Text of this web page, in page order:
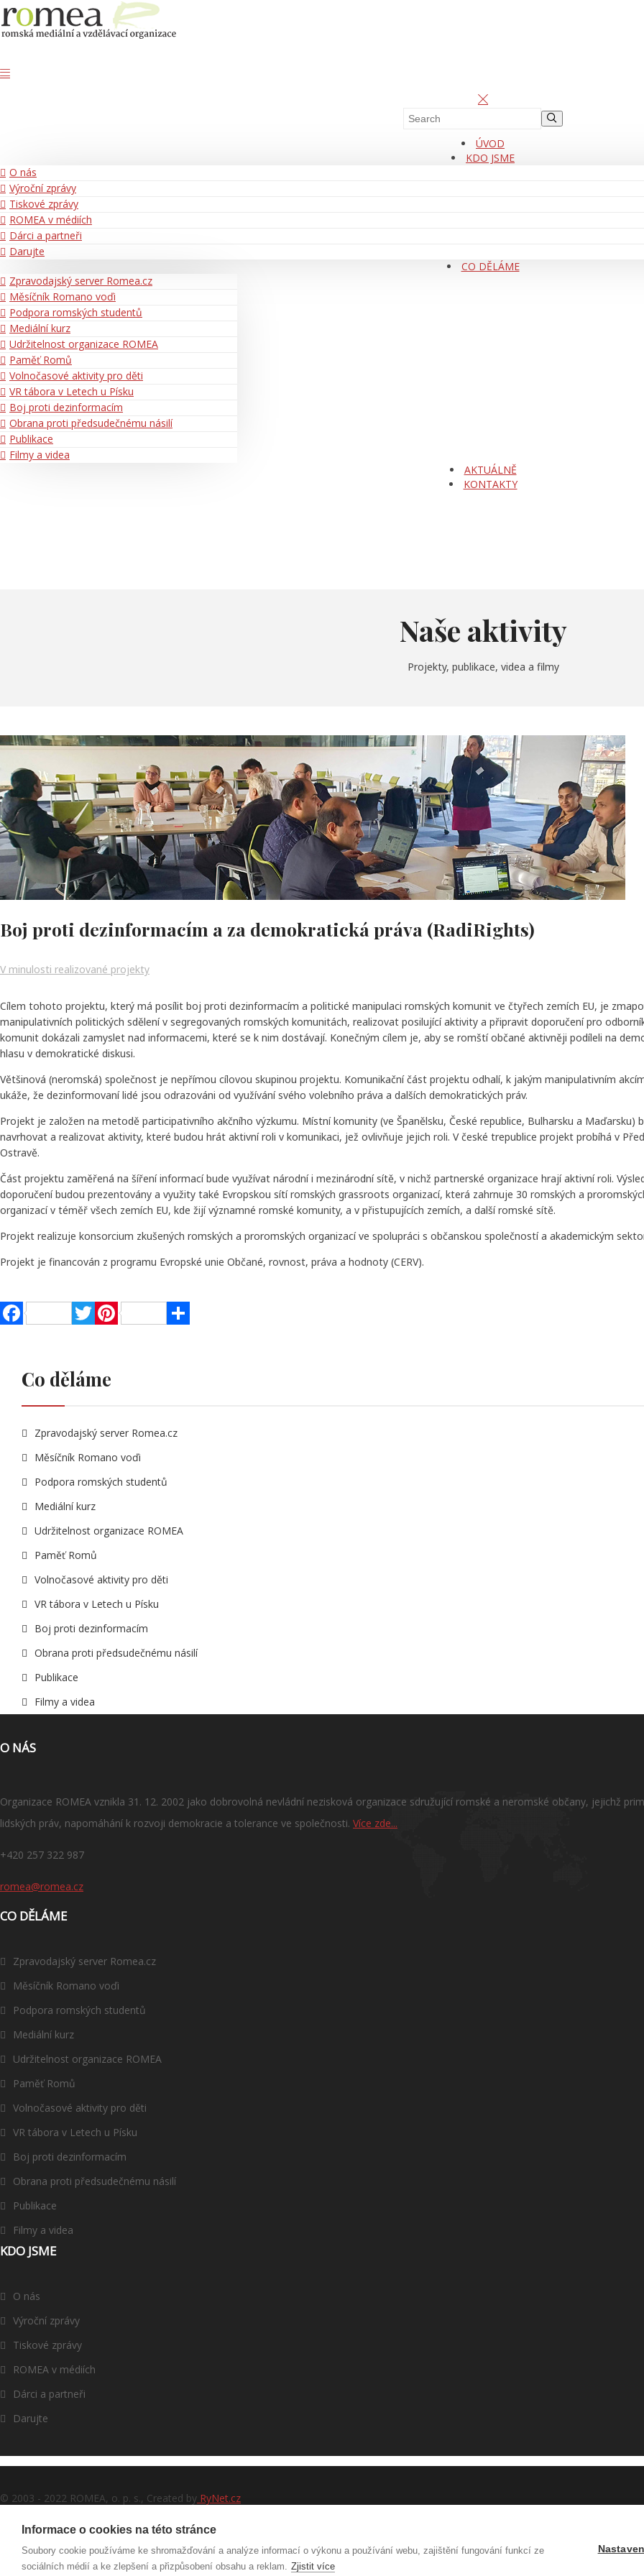
ÚVOD
KDO JSME
O nás
Výroční zprávy
Tiskové zprávy
ROMEA v médiích
Dárci a partneři
Darujte
CO DĚLÁME
Zpravodajský server Romea.cz
Měsíčník Romano voďi
Podpora romských studentů
Mediální kurz
Udržitelnost organizace ROMEA
Paměť Romů
Volnočasové aktivity pro děti
VR tábora v Letech u Písku
Boj proti dezinformacím
Obrana proti předsudečnému násilí
Publikace
Filmy a videa
AKTUÁLNĚ
KONTAKTY
Naše aktivity
Projekty, publikace, videa a filmy
Boj proti dezinformacím a za demokratická práva (RadiRights)
V minulosti realizované projekty
Cílem tohoto projektu, který má posílit boj proti dezinformacím a politické manipulaci romských komunit ve čtyřech zemích EU, je
manipulativních politických sdělení v segregovaných romských komunitách, realizovat posilující aktivity a připravit doporučení pro
komunit dokázali zamyslet nad informacemi, které se k nim dostávají. Konečným cílem je, aby se romští občané aktivněji podíleli na
hlasu v demokratické diskusi.
Většinová (neromská) společnost je nepřímou cílovou skupinou projektu. Komunikační část projektu odhalí, k jakým manipulativním
ukáže, že dezinformovaní lidé jsou odrazováni od využívání svého volebního práva a dalších demokratických práv.
Projekt je založen na metodě participativního akčního výzkumu. Místní komunity (ve Španělsku, České republice, Bulharsku a Maďarsku)
navrhovat a realizovat aktivity, které budou hrát aktivní roli v komunikaci, jež ovlivňuje jejich roli. V české trepublice projekt probíhá v
Ostravě.
Část projektu zaměřená na šíření informací bude využívat národní i mezinárodní sítě, v nichž partnerské organizace hrají aktivní roli.
doporučení budou prezentovány a využity také Evropskou sítí romských grassroots organizací, která zahrnuje 30 romských a
organizací v téměř všech zemích EU, kde žijí významné romské komunity, a v přistupujících zemích, a další romské sítě.
Projekt realizuje konsorcium zkušených romských a proromských organizací ve spolupráci s občanskou společností a akademickým
Projekt je financován z programu Evropské unie Občané, rovnost, práva a hodnoty (CERV).
Co děláme
Zpravodajský server Romea.cz
Měsíčník Romano voďi
Podpora romských studentů
Mediální kurz
Udržitelnost organizace ROMEA
Paměť Romů
Volnočasové aktivity pro děti
VR tábora v Letech u Písku
Boj proti dezinformacím
Obrana proti předsudečnému násilí
Publikace
Filmy a videa
O NÁS
Organizace ROMEA vznikla 31. 12. 2002 jako dobrovolná nevládní nezisková organizace sdružující romské a neromské občany, jejichž
lidských práv, napomáhání k rozvoji demokracie a tolerance ve společnosti. Více zde...
+420 257 322 987
romea@romea.cz
CO DĚLÁME
Zpravodajský server Romea.cz
Měsíčník Romano voďi
Podpora romských studentů
Mediální kurz
Udržitelnost organizace ROMEA
Paměť Romů
Volnočasové aktivity pro děti
VR tábora v Letech u Písku
Boj proti dezinformacím
Obrana proti předsudečnému násilí
Publikace
Filmy a videa
KDO JSME
O nás
Výroční zprávy
Tiskové zprávy
ROMEA v médiích
Dárci a partneři
Darujte
© 2003 - 2022 ROMEA, o. p. s., Created by RyNet.cz
Informace o cookies na této stránce
Soubory cookie používáme ke shromažďování a analýze informací o výkonu a používání webu, zajištění fungování funkcí ze
sociálních médií a ke zlepšení a přizpůsobení obsahu a reklam. Zjistit více